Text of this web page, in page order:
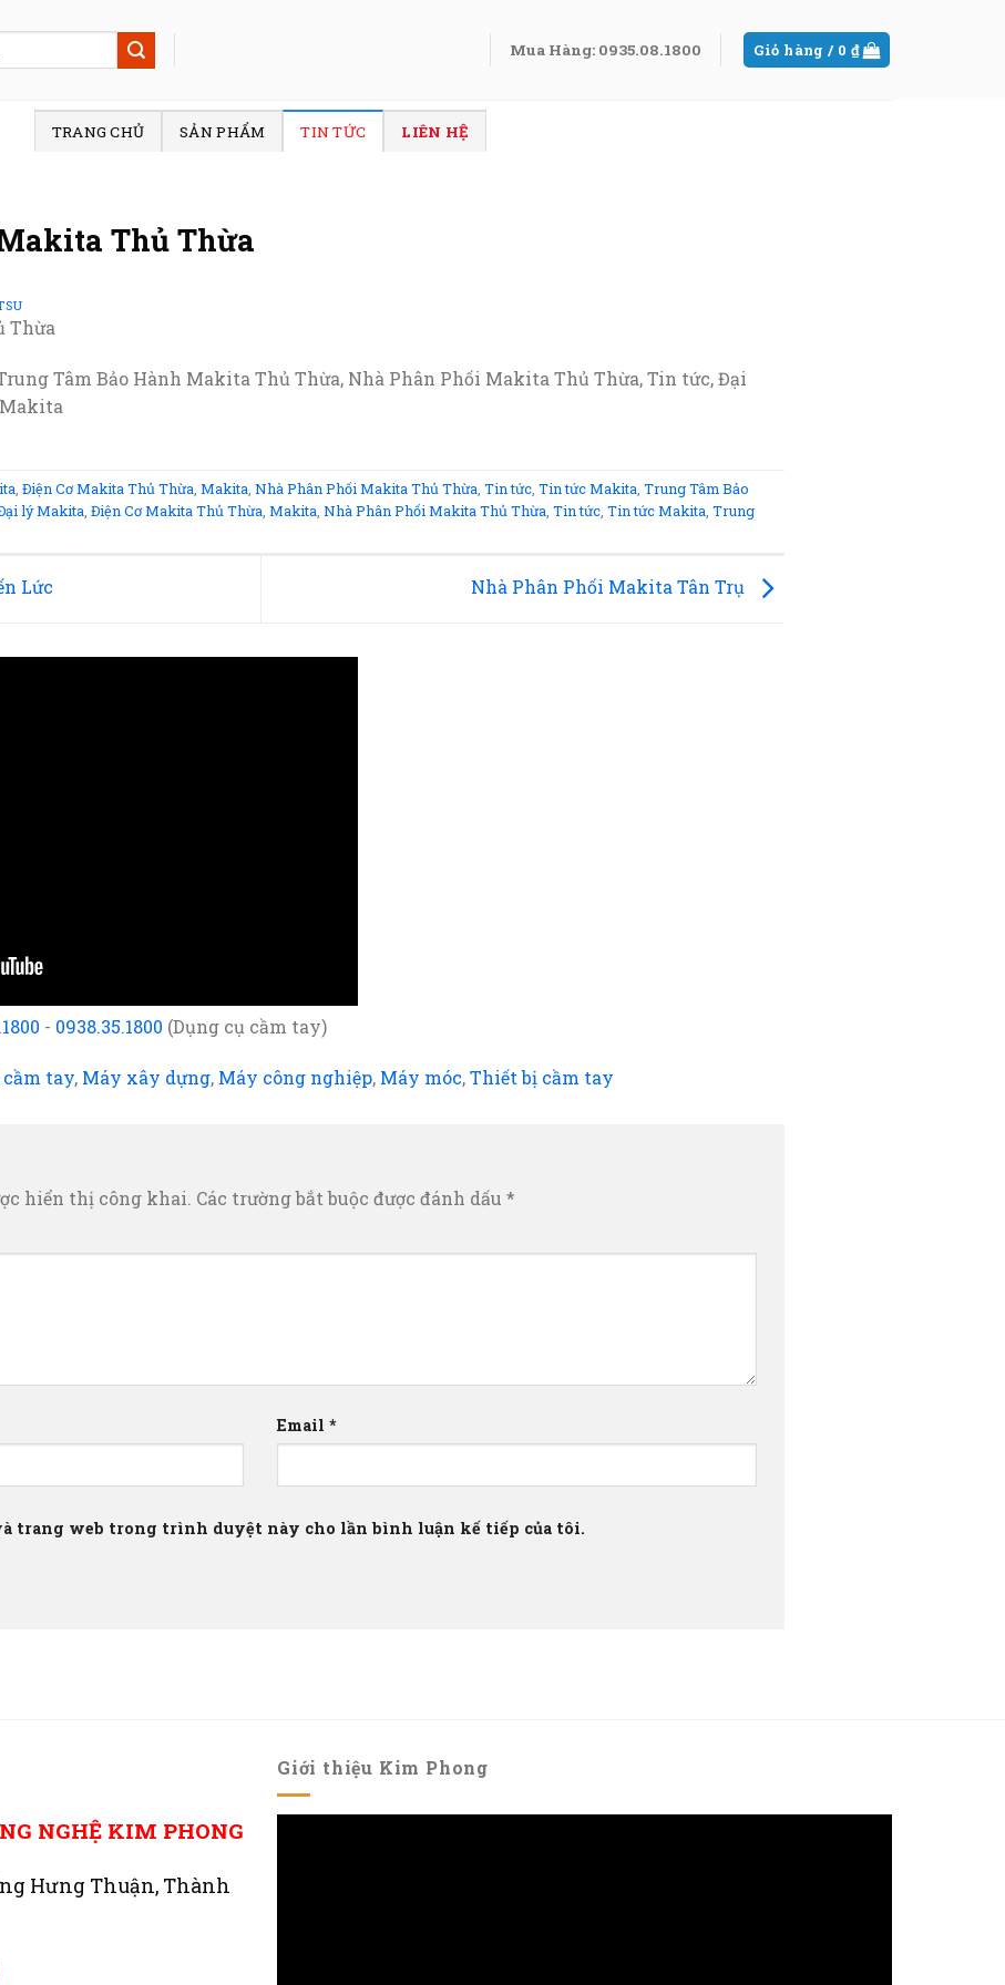
Mua Hàng: 0935.08.1800 Giỏ hàng / 0 ₫
TRANG CHỦ SẢN PHẨM TIN TỨC LIÊN HỆ
Thủ Thừa
Thừa
Tâm Bảo Hành Makita Thủ Thừa, Nhà Phân Phối Makita Thủ Thừa, Tin tức, Đại
Điện Cơ Makita Thủ Thừa Makita Nhà Phân Phối Makita Thủ Thừa Tin tức, Tin tức Makita Trung Tâm Bảo
lý Makita Điện Cơ Makita Thủ Thừa Makita Nhà Phân Phối Makita Thủ Thừa Tin tức, Tin tức Makita Trung
Lức Nhà Phân Phối Makita Tân Trụ
- 0938.35.1800 (Dụng cụ cầm tay)
tay, Máy xây dựng, Máy công nghiệp, Máy móc,Thiết bị cầm tay
hiển thị công khai. Các trường bắt buộc được đánh dấu *
Email *
trang web trong trình duyệt này cho lần bình luận kế tiếp của tôi.
NGHỆ KIM PHONG
Hưng Thuận, Thành
Giới thiệu Kim Phong